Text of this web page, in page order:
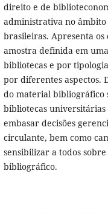
direito e de
administrativa no âmbito
brasileiras. Apresenta
amostra definida em
bibliotecas e por
por diferentes aspectos.
do material bibliográfico
bibliotecas
embasar decisões
circulante, bem como
sensibilizar a todos
bibliográfico.